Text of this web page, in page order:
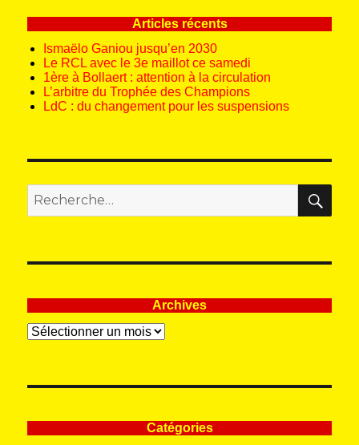
E
Articles récents
Ismaëlo Ganiou jusqu’en 2030
Le RCL avec le 3e maillot ce samedi
1ère à Bollaert : attention à la circulation
L’arbitre du Trophée des Champions
LdC : du changement pour les suspensions
Recherche
pour
:
Archives
Archives
Catégories